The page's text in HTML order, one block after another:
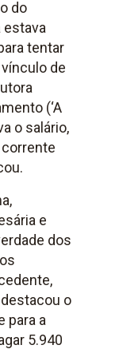
do
estava
tentar
de
(‘A
o salário,
e
dos
o
para a
5.940